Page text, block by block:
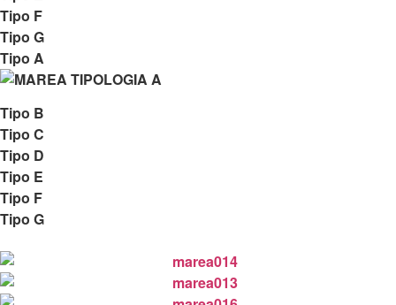
Tipo F
Tipo G
Tipo A
Tipo B
Tipo C
Tipo D
Tipo E
Tipo F
Tipo G